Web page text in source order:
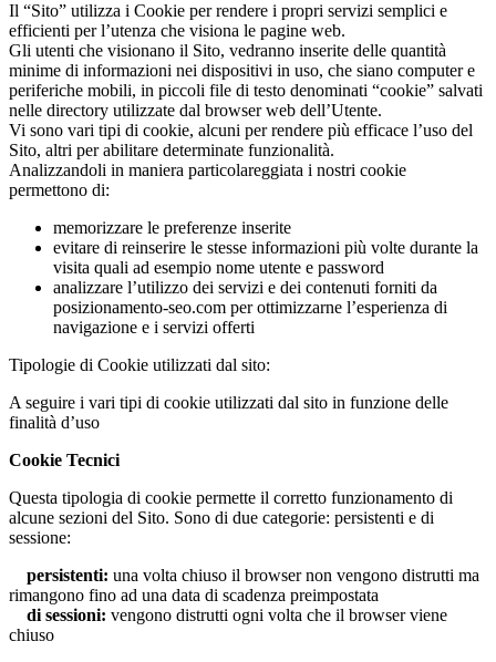
Il “Sito” utilizza i Cookie per rendere i propri servizi semplici e
efficienti per l’utenza che visiona le pagine web.
Gli utenti che visionano il Sito, vedranno inserite delle quantità
minime di informazioni nei dispositivi in uso, che siano computer e
periferiche mobili, in piccoli file di testo denominati “cookie” salvati
nelle directory utilizzate dal browser web dell’Utente.
Vi sono vari tipi di cookie, alcuni per rendere più efficace l’uso del
Sito, altri per abilitare determinate funzionalità.
Analizzandoli in maniera particolareggiata i nostri cookie
permettono di:
memorizzare le preferenze inserite
evitare di reinserire le stesse informazioni più volte durante la
visita quali ad esempio nome utente e password
analizzare l’utilizzo dei servizi e dei contenuti forniti da
posizionamento-seo.com per ottimizzarne l’esperienza di
navigazione e i servizi offerti
Tipologie di Cookie utilizzati dal sito:
A seguire i vari tipi di cookie utilizzati dal sito in funzione delle
finalità d’uso
Cookie Tecnici
Questa tipologia di cookie permette il corretto funzionamento di
alcune sezioni del Sito. Sono di due categorie: persistenti e di
sessione:
persistenti: una volta chiuso il browser non vengono distrutti ma
rimangono fino ad una data di scadenza preimpostata
di sessioni: vengono distrutti ogni volta che il browser viene
chiuso